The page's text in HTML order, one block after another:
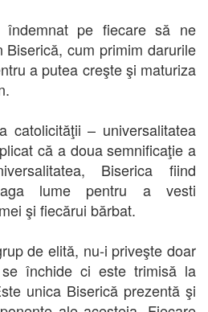
îndemnat pe fiecare să ne
cum primim darurile
a putea creşte şi maturiza
catolicităţii – universalitatea
că a doua semnificaţie a
Biserica fiind
lume pentru a vesti
şi fiecărui bărbat.
de elită, nu-i priveşte doar
închide ci este trimisă la
unica Biserică prezentă şi